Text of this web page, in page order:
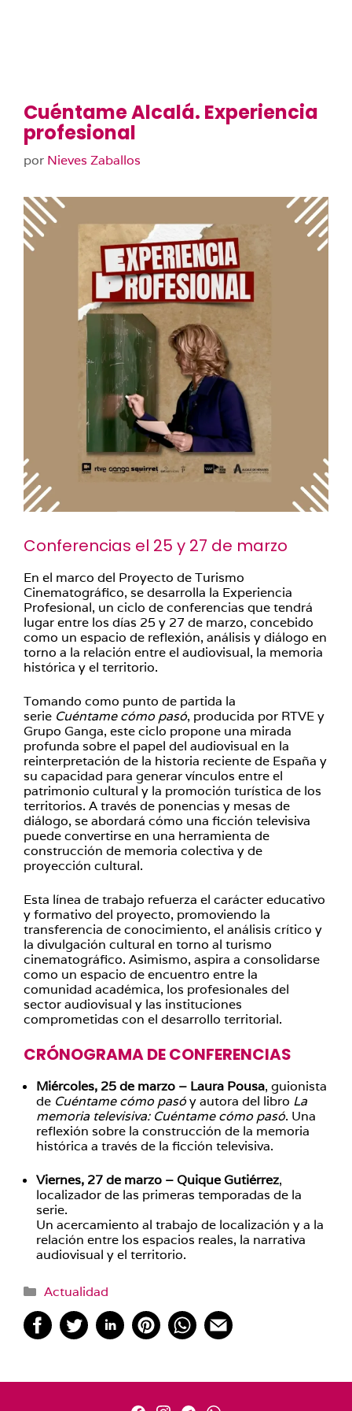
Cuéntame Alcalá. Experiencia
profesional
por Nieves Zaballos
Conferencias el 25 y 27 de marzo
En el marco del Proyecto de Turismo
Cinematográfico, se desarrolla la Experiencia
Profesional, un ciclo de conferencias que tendrá
lugar entre los días 25 y 27 de marzo, concebido
como un espacio de reflexión, análisis y diálogo en
torno a la relación entre el audiovisual, la memoria
histórica y el territorio.
Tomando como punto de partida la
serie Cuéntame cómo pasó, producida por RTVE y
Grupo Ganga, este ciclo propone una mirada
profunda sobre el papel del audiovisual en la
reinterpretación de la historia reciente de España y
su capacidad para generar vínculos entre el
patrimonio cultural y la promoción turística de los
territorios. A través de ponencias y mesas de
diálogo, se abordará cómo una ficción televisiva
puede convertirse en una herramienta de
construcción de memoria colectiva y de
proyección cultural.
Esta línea de trabajo refuerza el carácter educativo
y formativo del proyecto, promoviendo la
transferencia de conocimiento, el análisis crítico y
la divulgación cultural en torno al turismo
cinematográfico. Asimismo, aspira a consolidarse
como un espacio de encuentro entre la
comunidad académica, los profesionales del
sector audiovisual y las instituciones
comprometidas con el desarrollo territorial.
CRÓNOGRAMA DE CONFERENCIAS
Miércoles, 25 de marzo – Laura Pousa, guionista
de Cuéntame cómo pasóy autora del libro La
memoria televisiva: Cuéntame cómo pasó. Una
reflexión sobre la construcción de la memoria
histórica a través de la ficción televisiva.
Viernes, 27 de marzo – Quique Gutiérrez,
localizador de las primeras temporadas de la
serie.
Un acercamiento al trabajo de localización y a la
relación entre los espacios reales, la narrativa
audiovisual y el territorio.
Categorías
Actualidad